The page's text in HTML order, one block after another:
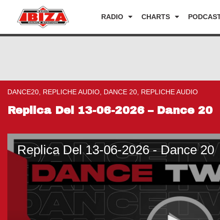
RADIO CHARTS
DANCE20, REPLICHE AUDIO, DANCE 20, REPLICHE AUDIO
Replica Del 13-06-2026 – Dance 20
Replica Del 13-06-2026 - Dance 20